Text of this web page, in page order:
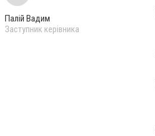
Палій Вадим
Заступник керівника